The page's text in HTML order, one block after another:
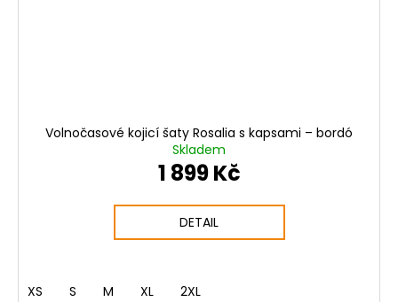
Volnočasové kojicí šaty Rosalia s kapsami – bordó
Skladem
1 899 Kč
DETAIL
XS S M XL 2XL